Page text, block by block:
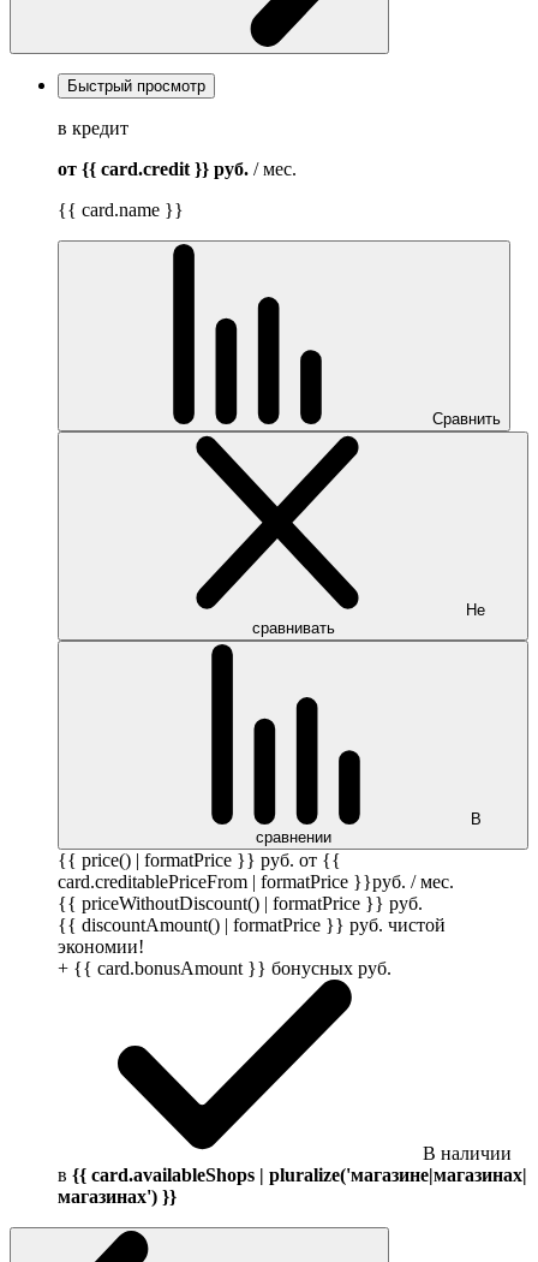
Быстрый просмотр
в кредит
от {{ card.credit }} руб. / мес.
{{ card.name }}
Сравнить
Не
сравнивать
В
сравнении
{{ price() | formatPrice }} руб. от {{
card.creditablePriceFrom | formatPrice }}руб. / мес.
{{ priceWithoutDiscount() | formatPrice }} руб.
{{ discountAmount() | formatPrice }} руб. чистой
экономии!
+ {{ card.bonusAmount }} бонусных руб.
В наличии
в {{ card.availableShops | pluralize('магазине|магазинах|
магазинах') }}